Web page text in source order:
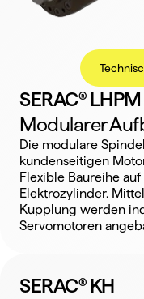
SERAC® LHPM
Modularer
Die modulare
kundenseitigen
Flexible Baureihe auf
Elektrozylinder.
Kupplung werden
Servomotoren
SERAC® KH